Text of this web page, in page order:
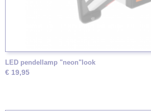
LED pendellamp "neon"look
€ 19,95